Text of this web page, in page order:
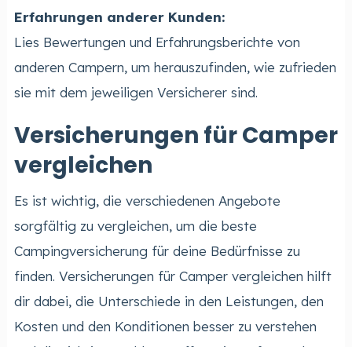
Erfahrungen anderer Kunden:
Lies Bewertungen und Erfahrungsberichte von
anderen Campern, um herauszufinden, wie zufrieden
sie mit dem jeweiligen Versicherer sind.
Versicherungen für Camper
vergleichen
Es ist wichtig, die verschiedenen Angebote
sorgfältig zu vergleichen, um die beste
Campingversicherung für deine Bedürfnisse zu
finden. Versicherungen für Camper vergleichen hilft
dir dabei, die Unterschiede in den Leistungen, den
Kosten und den Konditionen besser zu verstehen